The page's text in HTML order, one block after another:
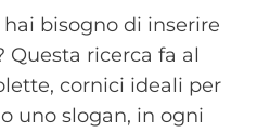
hai bisogno di inserire
Questa ricerca fa al
cornici ideali per
uno slogan, in ogni